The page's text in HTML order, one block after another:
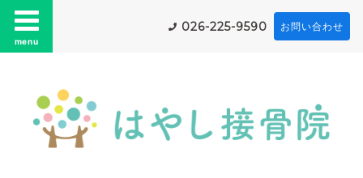
menu
026-225-9590 お問い合わせ